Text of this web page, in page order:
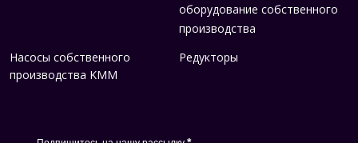
оборудование собственного
производства
Насосы собственного
производства KMM
Редукторы